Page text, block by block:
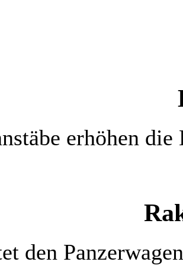
erhöhen
den